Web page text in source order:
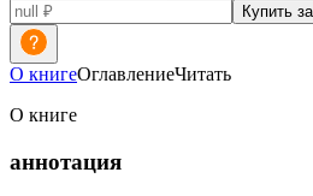
Купить
О книгеОглавлениеЧитать
О книге
аннотация